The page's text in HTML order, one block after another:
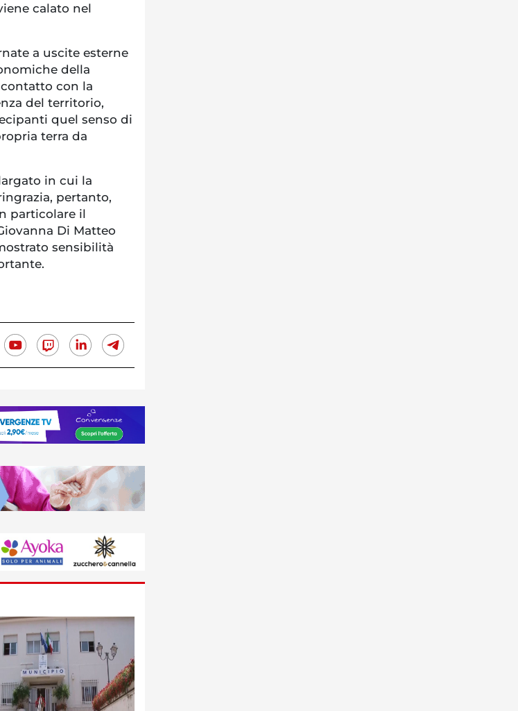
calato nel
a uscite esterne
della
con la
del territorio,
quel senso di
terra da
in cui la
pertanto,
particolare il
Di Matteo
sensibilità